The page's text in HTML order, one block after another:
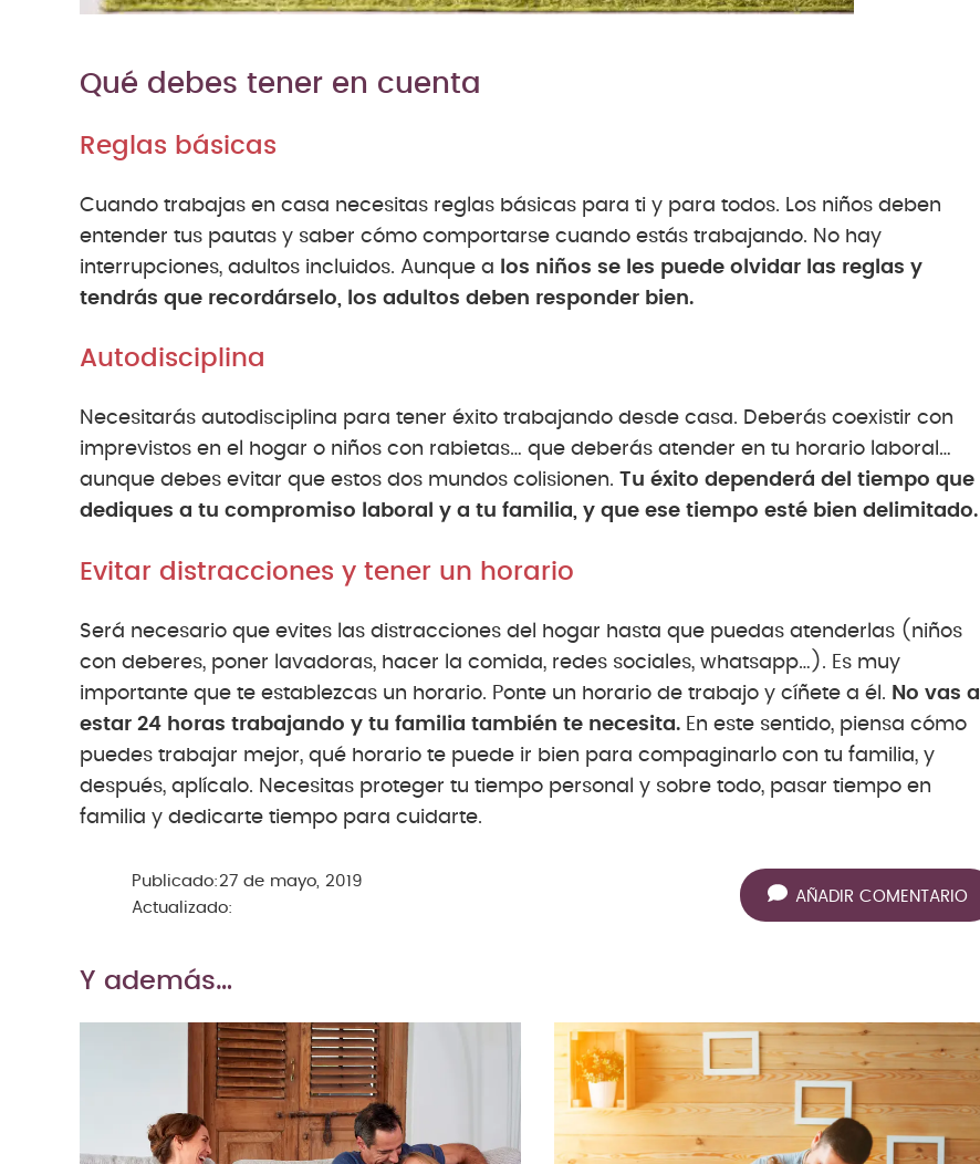
Qué debes tener en cuenta
Reglas básicas
Cuando trabajas en casa necesitas reglas básicas para ti y para todos. Los niños deben
entender tus pautas y saber cómo comportarse cuando estás trabajando. No hay
interrupciones, adultos incluidos. Aunque a los niños se les puede olvidar las reglas y
tendrás que recordárselo, los adultos deben responder bien.
Autodisciplina
Necesitarás autodisciplina para tener éxito trabajando desde casa. Deberás coexistir con
imprevistos en el hogar o niños con rabietas… que deberás atender en tu horario laboral…
aunque debes evitar que estos dos mundos colisionen.
Tu éxito dependerá del tiempo que
dediques a tu compromiso laboral y a tu familia, y que ese tiempo esté bien delimitado.
Evitar distracciones y tener un horario
Será necesario que evites las distracciones del hogar hasta que puedas atenderlas (niños
con deberes, poner lavadoras, hacer la comida, redes sociales, whatsapp…). Es muy
importante que te establezcas un horario. Ponte un horario de trabajo y cíñete a él. No vas a
estar 24 horas trabajando y tu familia también te necesita. En este sentido, piensa cómo
puedes trabajar mejor, qué horario te puede ir bien para compaginarlo con tu familia, y
después, aplícalo. Necesitas proteger tu tiempo personal y sobre todo, pasar tiempo en
familia y dedicarte tiempo para cuidarte.
Publicado: 27 de mayo, 2019
Actualizado:
AÑADIR COMENTARIO
Y además…